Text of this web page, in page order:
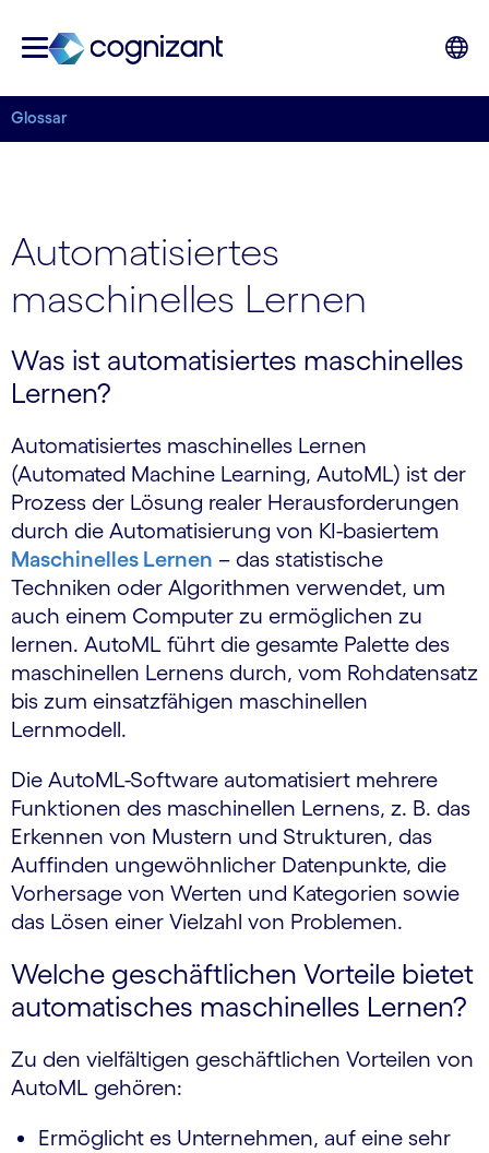
Glossar
Automatisiertes
maschinelles Lernen
Was ist automatisiertes maschinelles
Lernen?
Automatisiertes maschinelles Lernen
(Automated Machine Learning, AutoML) ist der
Prozess der Lösung realer Herausforderungen
durch die Automatisierung von KI-basiertem
Maschinelles Lernen – das statistische
Techniken oder Algorithmen verwendet, um
auch einem Computer zu ermöglichen zu
lernen. AutoML führt die gesamte Palette des
maschinellen Lernens durch, vom Rohdatensatz
bis zum einsatzfähigen maschinellen
Lernmodell.
Die AutoML-Software automatisiert mehrere
Funktionen des maschinellen Lernens, z. B. das
Erkennen von Mustern und Strukturen, das
Auffinden ungewöhnlicher Datenpunkte, die
Vorhersage von Werten und Kategorien sowie
das Lösen einer Vielzahl von Problemen.
Welche geschäftlichen Vorteile bietet
automatisches maschinelles Lernen?
Zu den vielfältigen geschäftlichen Vorteilen von
AutoML gehören:
Ermöglicht es Unternehmen, auf eine sehr